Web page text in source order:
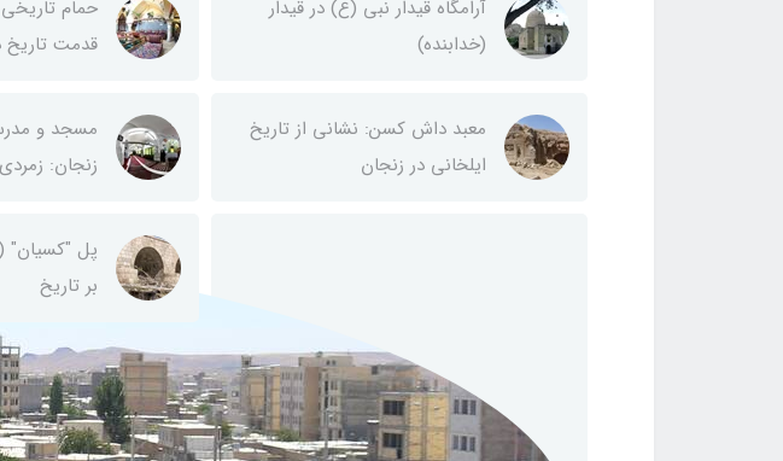
آرامگاه قیدار نبی (ع) در قیدار
(خدابنده)
حمام
قدمت تاریخ
معبد داش کسن: نشانی از تاریخ
ایلخانی در زنجان
مسجد و
زنجان:
پل "کسیان"
بر تاریخ